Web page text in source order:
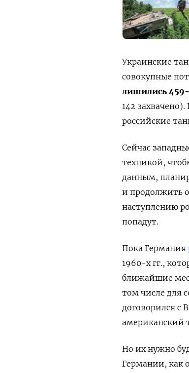
Украинские
совокупные
лишились
142
российские
Сейчас
техникой,
данным,
и продолжить
наступлению
попадут.
Пока Германия
1960-х гг.,
ближайшие
том числе для
договорился с
американский
Но их нужно
Германии, как